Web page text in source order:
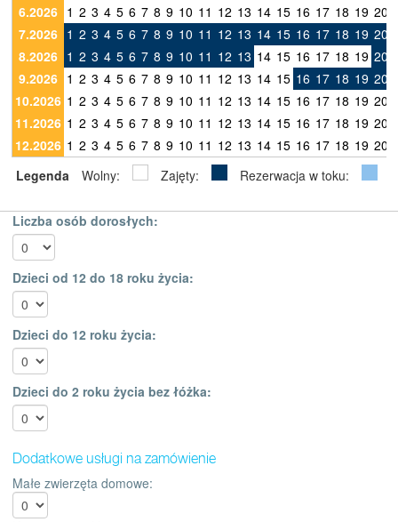
6.2026 1 2 3 4 5 6 7 8 9 10 11 12 13 14 15 16 17 18 19 20
7.2026 1 2 3 4 5 6 7 8 9 10 11 12 13 14 15 16 17 18 19 20
8.2026 1 2 3 4 5 6 7 8 9 10 11 12 13 14 15 16 17 18 19 20
9.2026 1 2 3 4 5 6 7 8 9 10 11 12 13 14 15 16 17 18 19 20
10.2026 1 2 3 4 5 6 7 8 9 10 11 12 13 14 15 16 17 18 19 20
11.2026 1 2 3 4 5 6 7 8 9 10 11 12 13 14 15 16 17 18 19 20
12.2026 1 2 3 4 5 6 7 8 9 10 11 12 13 14 15 16 17 18 19 20
Legenda
Wolny: Zajęty: Rezerwacja w toku:
Liczba osób dorosłych:
Dzieci od 12 do 18 roku życia:
Dzieci do 12 roku życia:
Dzieci do 2 roku życia bez łóżka:
Dodatkowe usługi na zamówienie
Małe zwierzęta domowe: